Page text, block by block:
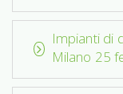
Impianti di
Milano 25